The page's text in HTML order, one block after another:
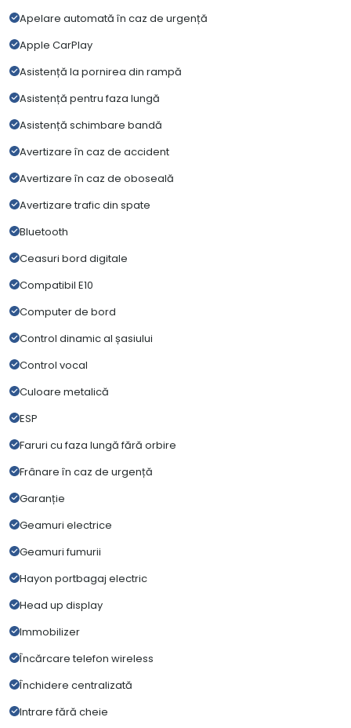
Apelare automată în caz de urgență
Apple CarPlay
Asistență la pornirea din rampă
Asistență pentru faza lungă
Asistență schimbare bandă
Avertizare în caz de accident
Avertizare în caz de oboseală
Avertizare trafic din spate
Bluetooth
Ceasuri bord digitale
Compatibil E10
Computer de bord
Control dinamic al șasiului
Control vocal
Culoare metalică
ESP
Faruri cu faza lungă fără orbire
Frânare în caz de urgență
Garanție
Geamuri electrice
Geamuri fumurii
Hayon portbagaj electric
Head up display
Immobilizer
Încărcare telefon wireless
Închidere centralizată
Intrare fără cheie